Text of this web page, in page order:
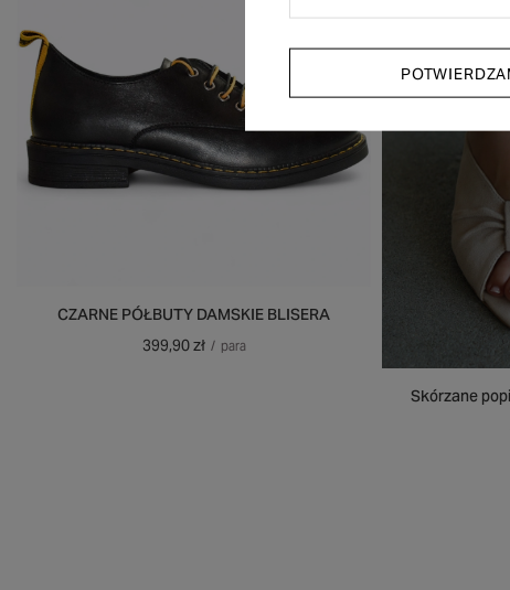
CZARNE PÓŁBUTY DAMSKIE BLISERA
399,90 zł / para
Skórzane